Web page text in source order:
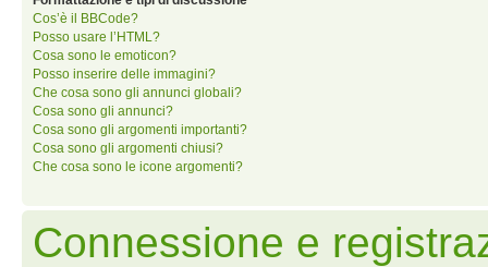
Cos’è il BBCode?
Posso usare l’HTML?
Cosa sono le emoticon?
Posso inserire delle immagini?
Che cosa sono gli annunci globali?
Cosa sono gli annunci?
Cosa sono gli argomenti importanti?
Cosa sono gli argomenti chiusi?
Che cosa sono le icone argomenti?
Connessione e